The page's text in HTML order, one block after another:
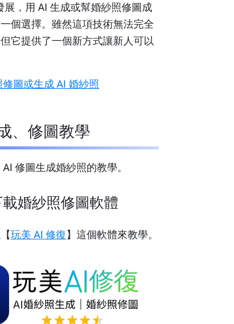
展，用 AI 生成或幫婚紗照修圖成
個選擇。雖然這項技術無法完全
它提供了一個新方式讓新人可以
圖或生成 AI 婚紗照
、修圖教學
修圖生成婚紗照的教學。
婚紗照修圖軟體
玩美 AI 修復 】這個軟體來教學。